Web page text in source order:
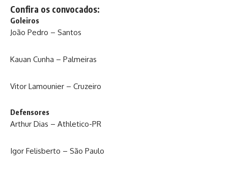
Confira os convocados:
Goleiros
João Pedro – Santos
Kauan Cunha – Palmeiras
Vitor Lamounier – Cruzeiro
Defensores
Arthur Dias – Athletico-PR
Igor Felisberto – São Paulo